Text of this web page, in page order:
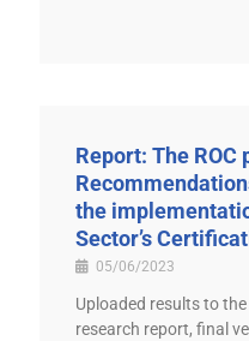
Report: The ROC
the
Sector’s
05/06/2023
Uploaded results to
research report, final